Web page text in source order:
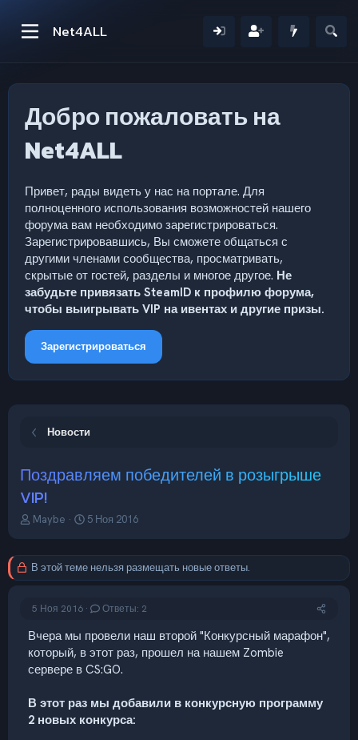
Net4ALL
Добро пожаловать на
Net4ALL
Привет, рады видеть у нас на портале. Для
полноценного использования возможностей нашего
форума вам необходимо зарегистрироваться.
Зарегистрировавшись, Вы сможете общаться с
другими членами сообщества, просматривать,
скрытые от гостей, разделы и многое другое. Не
забудьте привязать SteamID к профилю форума,
чтобы выигрывать VIP на ивентах и другие призы.
Зарегистрироваться
Новости
Поздравляем победителей в розыгрыше
VIP!
А
о
е
ы
Maybe
Д
ч
л
а
5 Ноя 2016
В этой теме нельзя размещать новые ответы.
5 Ноя 2016 Ответы: 2
Вчера мы провели наш второй "Конкурсный марафон",
который, в этот раз, прошел на нашем Zombie
сервере в CS:GO.
В этот раз мы добавили в конкурсную программу
2 новых конкурса: